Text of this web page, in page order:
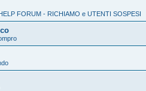
FORUM - RICHIAMO e UTENTI SOSPESI